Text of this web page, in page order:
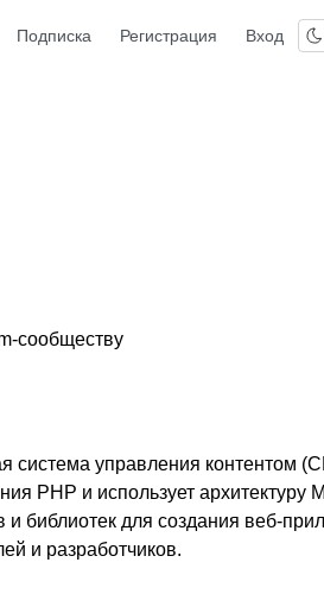
Подписка Регистрация Вход
сообществу
система управления контентом
PHP и использует архитектуру
и библиотек для создания веб-
и разработчиков.